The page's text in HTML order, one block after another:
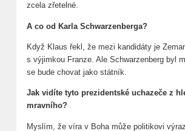
zcela zřetelné.
A co od Karla Schwarzenberga?
Když Klaus řekl, že mezi kandidáty je
s výjimkou Franze. Ale Schwarzenberg byl
se bude chovat jako státník.
Jak vidíte tyto prezidentské uchazeče z
mravního?
Myslím, že víra v Boha může politikovi